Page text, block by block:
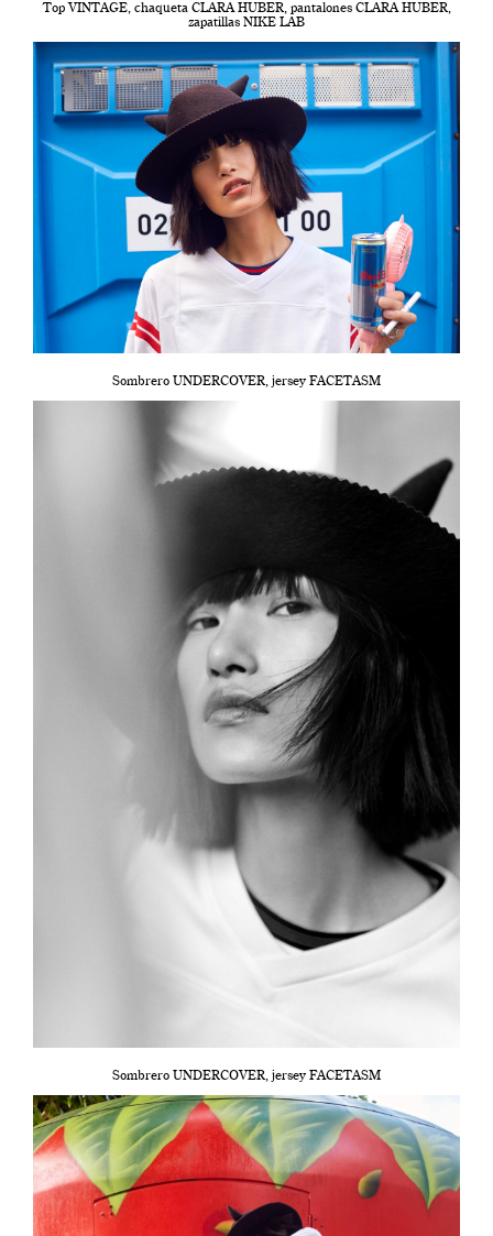
Top VINTAGE, chaqueta CLARA HUBER, pantalones CLARA HUBER,
zapatillas NIKE LAB
Sombrero UNDERCOVER, jersey FACETASM
Sombrero UNDERCOVER, jersey FACETASM